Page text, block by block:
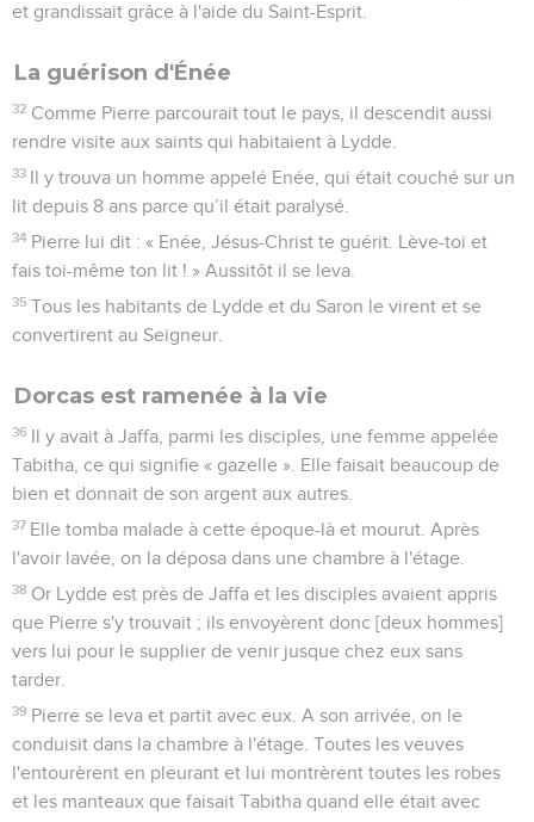
et grandissait grâce à l'aide du Saint-Esprit.
La guérison d'Énée
32 Comme Pierre parcourait tout le pays, il descendit aussi
rendre visite aux saints qui habitaient à Lydde.
33 Il y trouva un homme appelé Enée, qui était couché sur un
lit depuis 8 ans parce qu’il était paralysé.
34 Pierre lui dit : « Enée, Jésus-Christ te guérit. Lève-toi et
fais toi-même ton lit ! » Aussitôt il se leva.
35 Tous les habitants de Lydde et du Saron le virent et se
convertirent au Seigneur.
Dorcas est ramenée à la vie
36 Il y avait à Jaffa, parmi les disciples, une femme appelée
Tabitha, ce qui signifie « gazelle ». Elle faisait beaucoup de
bien et donnait de son argent aux autres.
37 Elle tomba malade à cette époque-là et mourut. Après
l'avoir lavée, on la déposa dans une chambre à l'étage.
38 Or Lydde est près de Jaffa et les disciples avaient appris
que Pierre s'y trouvait ; ils envoyèrent donc [deux hommes]
vers lui pour le supplier de venir jusque chez eux sans
tarder.
39 Pierre se leva et partit avec eux. A son arrivée, on le
conduisit dans la chambre à l'étage. Toutes les veuves
l'entourèrent en pleurant et lui montrèrent toutes les robes
et les manteaux que faisait Tabitha quand elle était avec